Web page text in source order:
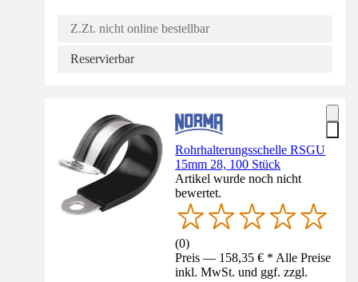
Z.Zt. nicht online bestellbar
Reservierbar
Rohrhalterungsschelle RSGU
15mm 28, 100 Stück
Artikel wurde noch nicht
bewertet.
(0)
Preis — 158,35 € * Alle Preise
inkl. MwSt. und ggf. zzgl.